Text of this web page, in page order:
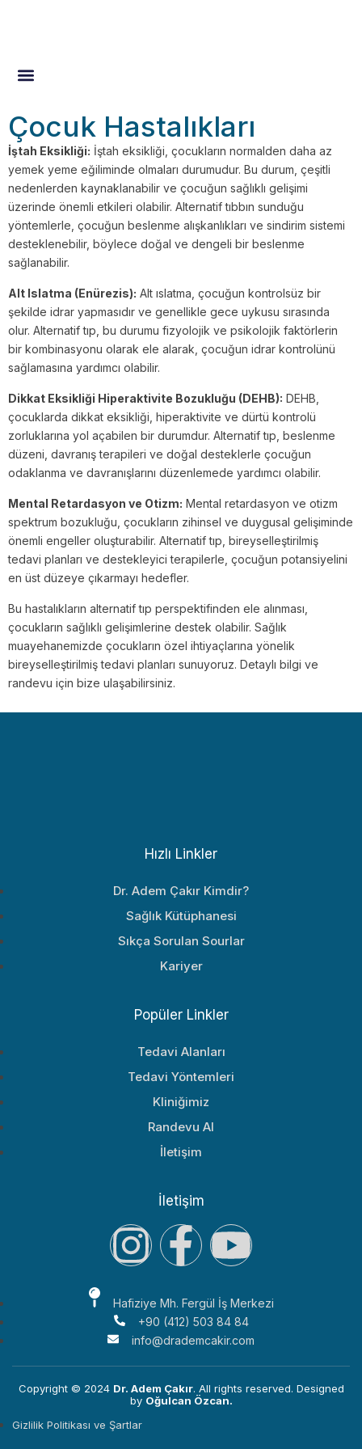
Çocuk Hastalıkları
İştah Eksikliği: İştah eksikliği, çocukların normalden daha az
yemek yeme eğiliminde olmaları durumudur. Bu durum, çeşitli
nedenlerden kaynaklanabilir ve çocuğun sağlıklı gelişimi
üzerinde önemli etkileri olabilir. Alternatif tıbbın sunduğu
yöntemlerle, çocuğun beslenme alışkanlıkları ve sindirim sistemi
desteklenebilir, böylece doğal ve dengeli bir beslenme
sağlanabilir.
Alt Islatma (Enürezis): Alt ıslatma, çocuğun kontrolsüz bir
şekilde idrar yapmasıdır ve genellikle gece uykusu sırasında
olur. Alternatif tıp, bu durumu fizyolojik ve psikolojik faktörlerin
bir kombinasyonu olarak ele alarak, çocuğun idrar kontrolünü
sağlamasına yardımcı olabilir.
Dikkat Eksikliği Hiperaktivite Bozukluğu (DEHB): DEHB,
çocuklarda dikkat eksikliği, hiperaktivite ve dürtü kontrolü
zorluklarına yol açabilen bir durumdur. Alternatif tıp, beslenme
düzeni, davranış terapileri ve doğal desteklerle çocuğun
odaklanma ve davranışlarını düzenlemede yardımcı olabilir.
Mental Retardasyon ve Otizm: Mental retardasyon ve otizm
spektrum bozukluğu, çocukların zihinsel ve duygusal gelişiminde
önemli engeller oluşturabilir. Alternatif tıp, bireyselleştirilmiş
tedavi planları ve destekleyici terapilerle, çocuğun potansiyelini
en üst düzeye çıkarmayı hedefler.
Bu hastalıkların alternatif tıp perspektifinden ele alınması,
çocukların sağlıklı gelişimlerine destek olabilir. Sağlık
muayehanemizde çocukların özel ihtiyaçlarına yönelik
bireyselleştirilmiş tedavi planları sunuyoruz. Detaylı bilgi ve
randevu için bize ulaşabilirsiniz.
Hızlı Linkler
Dr. Adem Çakır Kimdir?
Sağlık Kütüphanesi
Sıkça Sorulan Sourlar
Kariyer
Popüler Linkler
Tedavi Alanları
Tedavi Yöntemleri
Kliniğimiz
Randevu Al
İletişim
İletişim
Hafiziye Mh. Fergül İş Merkezi
+90 (412) 503 84 84
info@drademcakir.com
Copyright © 2024 Dr. Adem Çakır. All rights reserved. Designed
by Oğulcan Özcan.
Gizlilik Politikası ve Şartlar